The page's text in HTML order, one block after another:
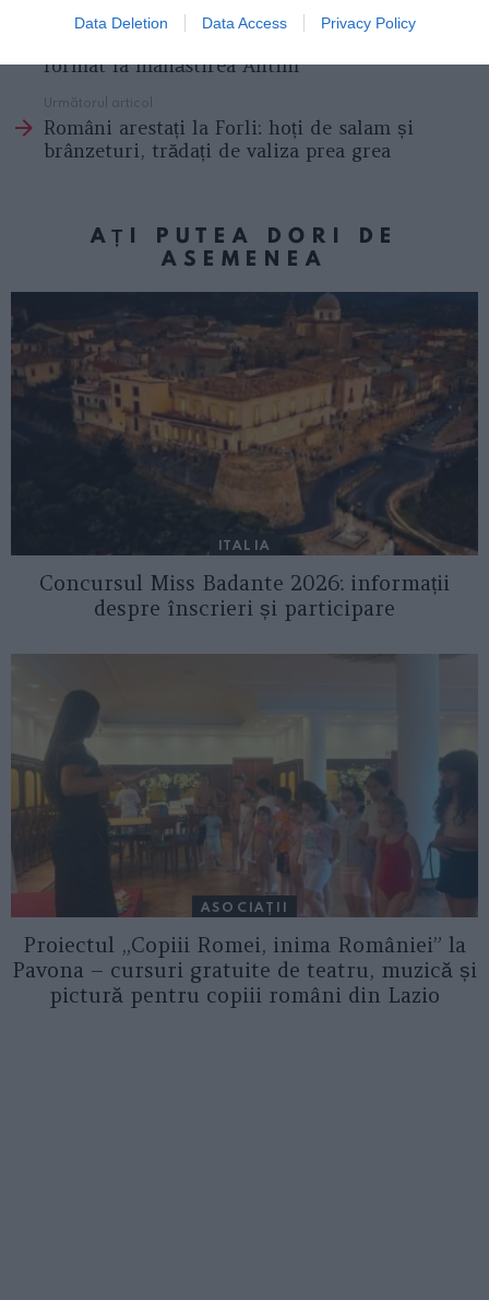
Data Deletion Data Access Privacy Policy
Mișcarea „Rugul aprins”, eveniment de
format la mânăstirea Antim
Următorul articol
Români arestați la Forli: hoți de salam și
brânzeturi, trădați de valiza prea grea
AȚI PUTEA DORI DE
ASEMENEA
ITALIA
Concursul Miss Badante 2026: informații
despre înscrieri și participare
ASOCIAŢII
Proiectul „Copiii Romei, inima României” la
Pavona – cursuri gratuite de teatru, muzică și
pictură pentru copiii români din Lazio